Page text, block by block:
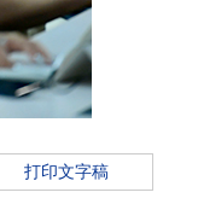
打印文字稿